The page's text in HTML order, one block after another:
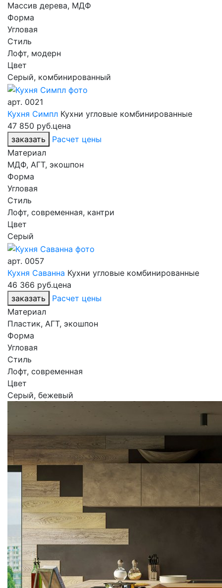
Массив дерева, МДФ
Форма
Угловая
Стиль
Лофт, модерн
Цвет
Серый, комбинированный
арт. 0021
Кухня Симпл Кухни угловые комбинированные
47 850 руб.цена
заказать
Расчет цены
Материал
МДФ, АГТ, экошпон
Форма
Угловая
Стиль
Лофт, современная, кантри
Цвет
Серый
арт. 0057
Кухня Саванна Кухни угловые комбинированные
46 366 руб.цена
заказать
Расчет цены
Материал
Пластик, АГТ, экошпон
Форма
Угловая
Стиль
Лофт, современная
Цвет
Серый, бежевый